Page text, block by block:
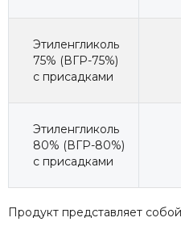
Этиленгликоль
75% (ВГР-75%)
с присадками
Этиленгликоль
80% (ВГР-80%)
с присадками
Продукт представляет